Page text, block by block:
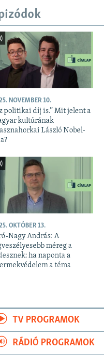
NOVEMBER 10.
politikai díj is.” Mit jelent a
kultúrának
László Nobel-
OKTÓBER 13.
Nagy András: A
méreg a
ha naponta a
a téma
TV PROGRAMOK
RÁDIÓ PROGRAMOK